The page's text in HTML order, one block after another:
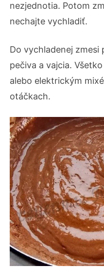
nezjednotia. Potom
nechajte vychladiť.
Do vychladenej zmesi
pečiva a vajcia.
alebo elektrickým
otáčkach.